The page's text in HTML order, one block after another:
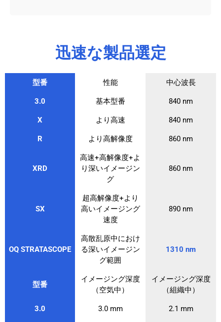
迅速な製品選定
型番 性能 中心波長
3.0 基本型番 840 nm
X より高速 840 nm
R より高解像度 860 nm
XRD
高速+高解像度+よ
り深いイメージン
グ
860 nm
SX
超高解像度+より
高いイメージング
速度
890 nm
OQ STRATASCOPE
高散乱原中におけ
る深いイメージン
グ範囲
1310 nm
型番
イメージング深度
（空気中）
イメージング深度
（組織中）
3.0 3.0 mm 2.1 mm